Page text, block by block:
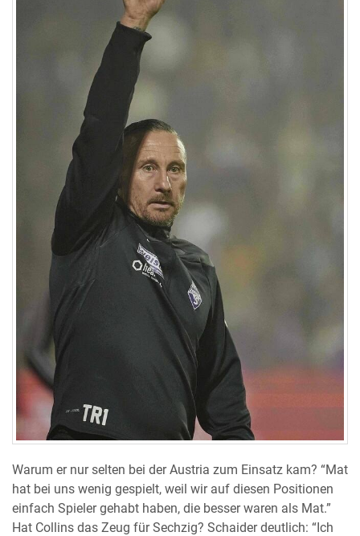
Warum er nur selten bei der Austria zum Einsatz kam? “Mat
hat bei uns wenig gespielt, weil wir auf diesen Positionen
einfach Spieler gehabt haben, die besser waren als Mat.”
Hat Collins das Zeug für Sechzig? Schaider deutlich: “Ich